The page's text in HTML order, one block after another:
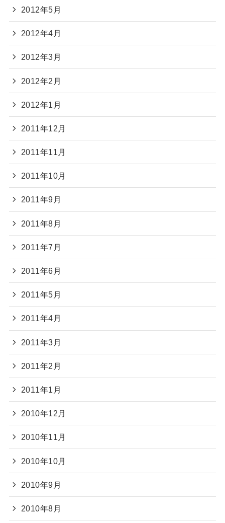
2012年5月
2012年4月
2012年3月
2012年2月
2012年1月
2011年12月
2011年11月
2011年10月
2011年9月
2011年8月
2011年7月
2011年6月
2011年5月
2011年4月
2011年3月
2011年2月
2011年1月
2010年12月
2010年11月
2010年10月
2010年9月
2010年8月